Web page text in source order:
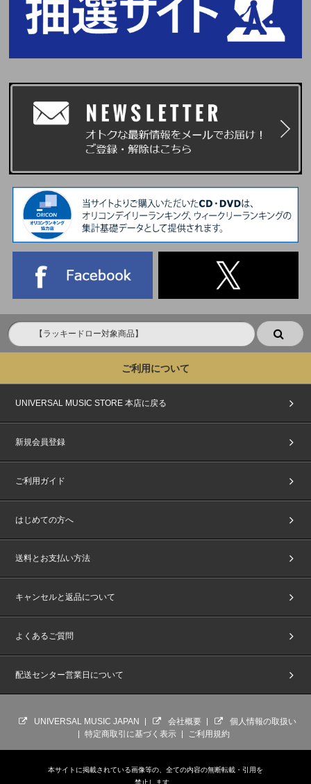
ご利用について
UNIVERSAL MUSIC STORE 本店に戻る
新規会員登録
ご利用ガイド
はじめての方へ
送料とお支払い方法
キャンセルと返品について
よくあるご質問
配送センター営業日について
UNIVERSAL MUSIC JAPAN 会社概要
個人情報の取扱い
特定商取引に基づく表示
ご利用規約
本サイトに掲載されている画像等の、全ての内容の無断転載・引用を
禁止します。